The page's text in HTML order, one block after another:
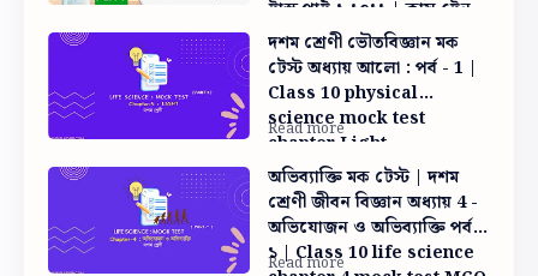
টাস্ক পার্ট ৯ ২০২২ | ক্লাস টেন
লাইফ সাইন্স পার্ট ৯
দশম শ্রেণী ভৌতবিজ্ঞান মক
টেস্ট অধ্যায় আলো : পর্ব - 1 |
Class 10 physical
science mock test
chapter Light
অভিব্যাক্তি মক টেস্ট | দশম
শ্রেণী জীবন বিজ্ঞান অধ্যায় 4 -
অভিযোজন ও অভিব্যাক্তি পর্ব -
১ | Class 10 life science